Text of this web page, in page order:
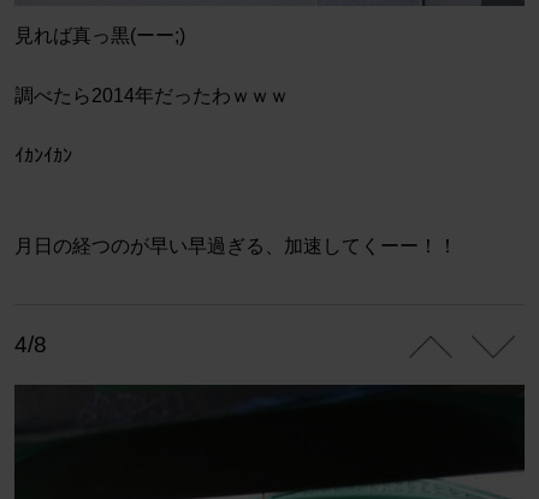
見れば真っ黒(ーー;)
調べたら2014年だったわｗｗｗ
ｲｶﾝｲｶﾝ
月日の経つのが早い早過ぎる、加速してくーー！！
4/8